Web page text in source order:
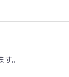
。